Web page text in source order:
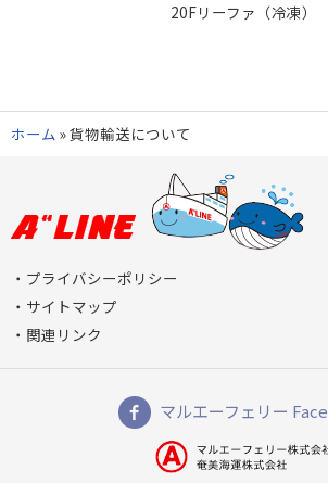
20Fリーファ（冷凍）
ホーム »貨物輸送について
プライバシーポリシー
サイトマップ
関連リンク
マルエーフェリー